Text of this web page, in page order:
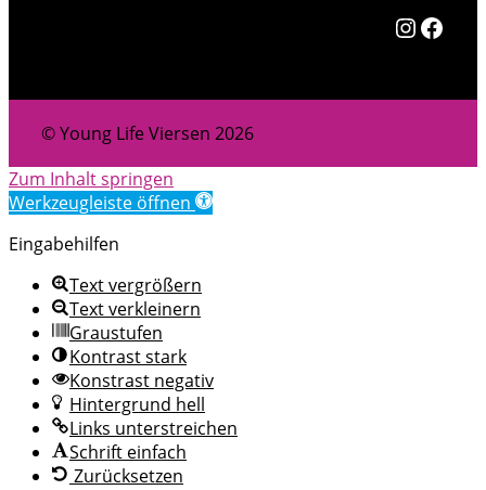
© Young Life Viersen 2026
Zum Inhalt springen
Werkzeugleiste öffnen
Eingabehilfen
Text vergrößern
Text verkleinern
Graustufen
Kontrast stark
Konstrast negativ
Hintergrund hell
Links unterstreichen
Schrift einfach
Zurücksetzen